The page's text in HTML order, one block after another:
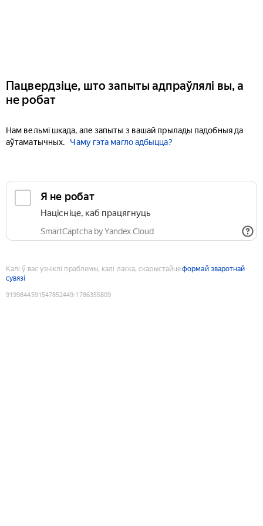
Пацвердзіце, што запыты адпраўлялі вы, а
не робат
Нам вельмі шкада, але запыты з вашай прылады падобныя да
аўтаматычных.
Чаму гэта магло адбыцца?
Я не робат
Націсніце, каб працягнуць
SmartCaptcha by Yandex Cloud
Калі ў вас узніклі праблемы, калі ласка, скарыстайцеформай зваротнай
сувязі
9199844591547852449:1786355809